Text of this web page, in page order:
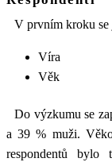
V prvním kroku se
Víra
Věk
Do výzkumu se
a 39 % muži.
respondentů bylo